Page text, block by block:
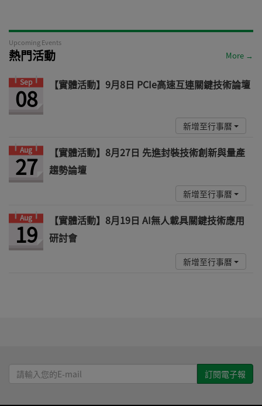
Upcoming Events
熱門活動 More →
Sep
08 【實體活動】9月8日 PCIe高速互連關鍵技術論壇
新增至行事曆
Aug
27
【實體活動】8月27日 先進封裝技術創新與量產
趨勢論壇
新增至行事曆
Aug
19
【實體活動】8月19日 AI無人載具關鍵技術應用
研討會
新增至行事曆
請
輸